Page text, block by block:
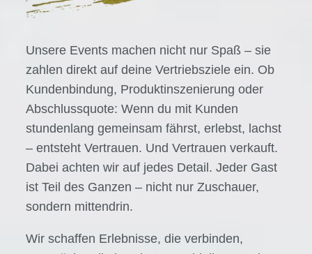
Unsere Events machen nicht nur Spaß – sie
zahlen direkt auf deine Vertriebsziele ein. Ob
Kundenbindung, Produktinszenierung oder
Abschlussquote: Wenn du mit Kunden
stundenlang gemeinsam fährst, erlebst, lachst
– entsteht Vertrauen. Und Vertrauen verkauft.
Dabei achten wir auf jedes Detail. Jeder Gast
ist Teil des Ganzen – nicht nur Zuschauer,
sondern mittendrin.
Wir schaffen Erlebnisse, die verbinden,